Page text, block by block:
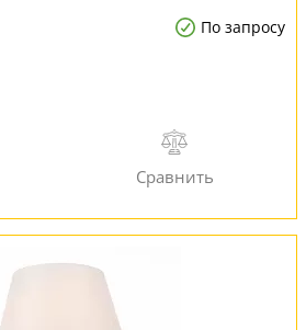
По запросу